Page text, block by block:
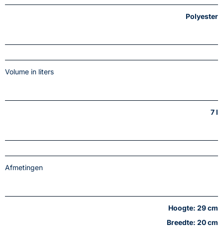
Polyester
Volume in liters
7 l
Afmetingen
Hoogte: 29 cm
Breedte: 20 cm